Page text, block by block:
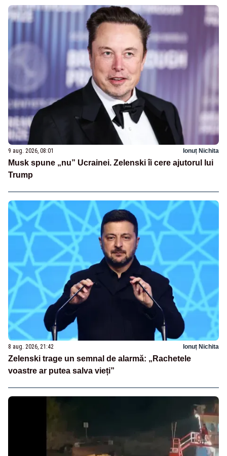
9 aug. 2026, 08:01 Ionuț Nichita
Musk spune „nu” Ucrainei. Zelenski îi cere ajutorul lui
Trump
8 aug. 2026, 21:42 Ionuț Nichita
Zelenski trage un semnal de alarmă: „Rachetele
voastre ar putea salva vieți”